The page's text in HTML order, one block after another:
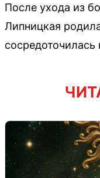
После ухода из
Липницкая